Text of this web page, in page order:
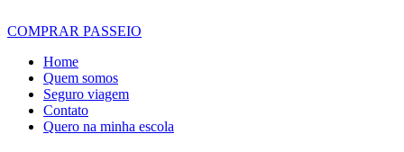
COMPRAR PASSEIO
Home
Quem somos
Seguro viagem
Contato
Quero na minha escola